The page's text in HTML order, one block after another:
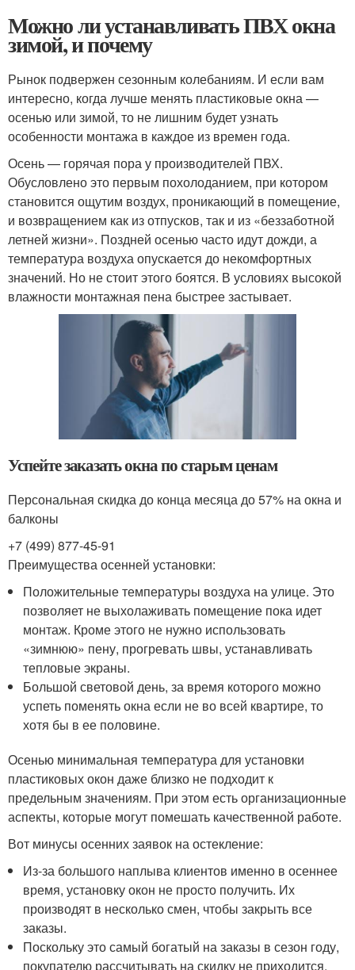
Можно ли устанавливать ПВХ окна
зимой, и почему
Рынок подвержен сезонным колебаниям. И если вам
интересно, когда лучше менять пластиковые окна —
осенью или зимой, то не лишним будет узнать
особенности монтажа в каждое из времен года.
Осень — горячая пора у производителей ПВХ.
Обусловлено это первым похолоданием, при котором
становится ощутим воздух, проникающий в помещение,
и возвращением как из отпусков, так и из «беззаботной
летней жизни». Поздней осенью часто идут дожди, а
температура воздуха опускается до некомфортных
значений. Но не стоит этого боятся. В условиях высокой
влажности монтажная пена быстрее застывает.
Успейте заказать окна по старым ценам
Персональная скидка до конца месяца до 57% на окна и
балконы
+7 (499) 877-45-91
Преимущества осенней установки:
Положительные температуры воздуха на улице. Это
позволяет не выхолаживать помещение пока идет
монтаж. Кроме этого не нужно использовать
«зимнюю» пену, прогревать швы, устанавливать
тепловые экраны.
Большой световой день, за время которого можно
успеть поменять окна если не во всей квартире, то
хотя бы в ее половине.
Осенью минимальная температура для установки
пластиковых окон даже близко не подходит к
предельным значениям. При этом есть организационные
аспекты, которые могут помешать качественной работе.
Вот минусы осенних заявок на остекление:
Из-за большого наплыва клиентов именно в осеннее
время, установку окон не просто получить. Их
производят в несколько смен, чтобы закрыть все
заказы.
Поскольку это самый богатый на заказы в сезон году,
покупателю рассчитывать на скидку не приходится.